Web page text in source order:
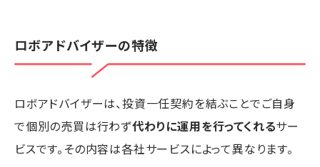
ロボアドバイザーの特徴
ロボアドバイザーは、投資一任契約を結ぶことでご自身
で個別の売買は行わず代わりに運用を行ってくれるサー
ビスです。その内容は各社サービスによって異なります。